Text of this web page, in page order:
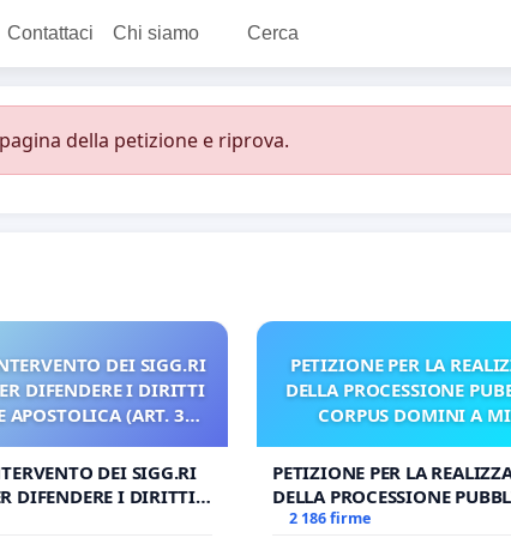
Contattaci Chi siamo Cerca
della petizione e riprova.
DEI SIGG.RI
DIFENDERE I DIRITTI
APOSTOLICA (ART. 3
DEI SIGG.RI
DIFENDERE I DIRITTI
(ART. 3 UDG)
PETIZIONE PER LA
DELLA PROCESSIONE
CORPUS DOMINI A
PETIZIONE PER LA
DELLA PROCESSIONE
CORPUS DOMINI A MILANO
2 186 firme